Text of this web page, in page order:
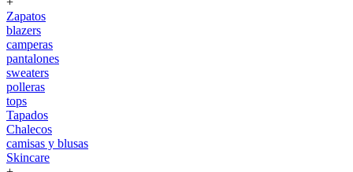
Zapatos
blazers
camperas
pantalones
sweaters
polleras
tops
Tapados
Chalecos
camisas y blusas
Skincare